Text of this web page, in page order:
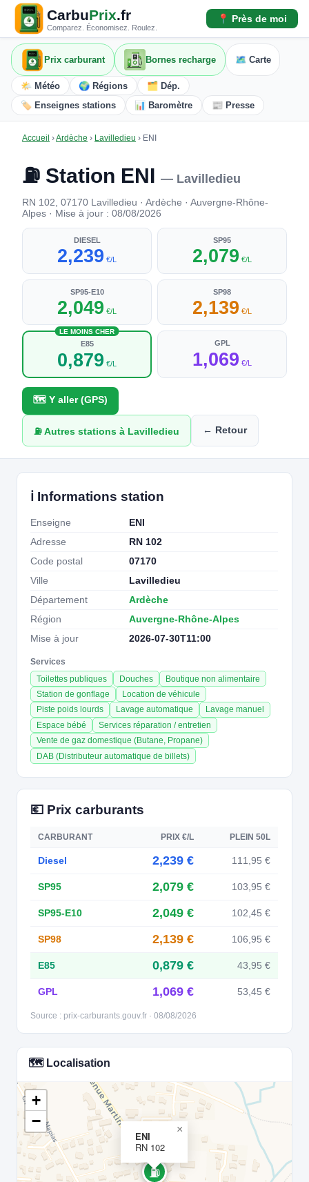
CarbuPrix.fr
Comparez. Économisez. Roulez.
📍 Près de moi
Prix carburant Bornes recharge 🗺️ Carte
🌤️ Météo 🌍 Régions
🗂️ Dép.
🏷️ Enseignes stations
📊 Baromètre 📰 Presse
Accueil ›Ardèche › Lavilledieu › ENI
⛽ Station ENI — Lavilledieu
RN 102, 07170 Lavilledieu · Ardèche · Auvergne-Rhône-
Alpes · Mise à jour : 08/08/2026
DIESEL
2,239 €/L
SP95
2,079 €/L
SP95-E10
2,049 €/L
SP98
2,139 €/L
LE MOINS CHER
E85
0,879 €/L
GPL
1,069 €/L
🗺️ Y aller (GPS)
⛽ Autres stations à Lavilledieu ← Retour
ℹ️ Informations station
Enseigne
ENI
Adresse
RN 102
Code postal
07170
Ville
Lavilledieu
Département
Ardèche
Région
Auvergne-Rhône-Alpes
Mise à jour
2026-07-30T11:00
Services
Toilettes publiques
Douches
Boutique non alimentaire
Station de gonflage
Location de véhicule
Piste poids lourds
Lavage automatique
Lavage manuel
Espace bébé
Services réparation / entretien
Vente de gaz domestique (Butane, Propane)
DAB (Distributeur automatique de billets)
💶 Prix carburants
CARBURANT PRIX €/L PLEIN 50L
Diesel 2,239 € 111,95 €
SP95 2,079 € 103,95 €
SP95-E10 2,049 € 102,45 €
SP98 2,139 € 106,95 €
E85 0,879 € 43,95 €
GPL 1,069 € 53,45 €
Source : prix-carburants.gouv.fr · 08/08/2026
🗺️ Localisation
⛽
ENI
RN 102
×
+
−